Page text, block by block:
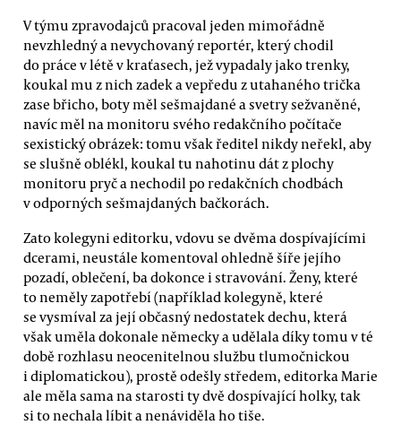
V týmu zpravodajců pracoval jeden mimořádně
nevzhledný a nevychovaný reportér, který chodil
do práce v létě v kraťasech, jež vypadaly jako trenky,
koukal mu z nich zadek a vepředu z utahaného trička
zase břicho, boty měl sešmajdané a svetry sežvaněné,
navíc měl na monitoru svého redakčního počítače
sexistický obrázek: tomu však ředitel nikdy neřekl, aby
se slušně oblékl, koukal tu nahotinu dát z plochy
monitoru pryč a nechodil po redakčních chodbách
v odporných sešmajdaných bačkorách.
Zato kolegyni editorku, vdovu se dvěma dospívajícími
dcerami, neustále komentoval ohledně šíře jejího
pozadí, oblečení, ba dokonce i stravování. Ženy, které
to neměly zapotřebí (například kolegyně, které
se vysmíval za její občasný nedostatek dechu, která
však uměla dokonale německy a udělala díky tomu v té
době rozhlasu neocenitelnou službu tlumočnickou
i diplomatickou), prostě odešly středem, editorka Marie
ale měla sama na starosti ty dvě dospívající holky, tak
si to nechala líbit a nenáviděla ho tiše.